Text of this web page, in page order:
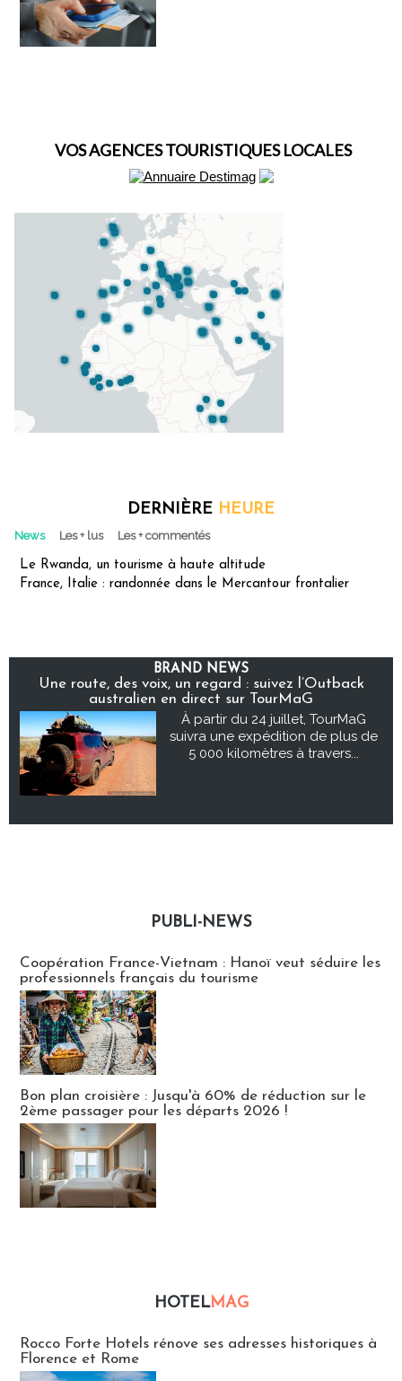
VOS AGENCES TOURISTIQUES LOCALES
DERNIÈRE HEURE
News Les + lus Les + commentés
Le Rwanda, un tourisme à haute altitude
France, Italie : randonnée dans le Mercantour frontalier
BRAND NEWS
Une route, des voix, un regard : suivez l’Outback
australien en direct sur TourMaG
À partir du 24 juillet, TourMaG
suivra une expédition de plus de
5 000 kilomètres à travers...
PUBLI-NEWS
Coopération France-Vietnam : Hanoï veut séduire les
professionnels français du tourisme
Bon plan croisière : Jusqu'à 60% de réduction sur le
2ème passager pour les départs 2026 !
HOTELMAG
Rocco Forte Hotels rénove ses adresses historiques à
Florence et Rome